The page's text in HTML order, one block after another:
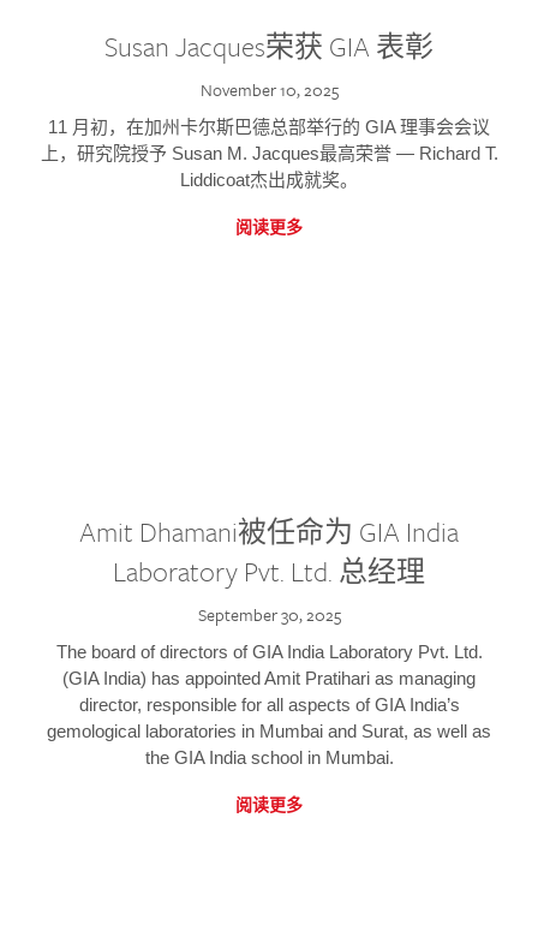
Susan Jacques荣获 GIA 表彰
November 10, 2025
11 月初，在加州卡尔斯巴德总部举行的 GIA 理事会会议
上，研究院授予 Susan M. Jacques最高荣誉 — Richard T.
Liddicoat杰出成就奖。
阅读更多
Amit Dhamani被任命为 GIA India
Laboratory Pvt. Ltd. 总经理
September 30, 2025
The board of directors of GIA India Laboratory Pvt. Ltd.
(GIA India) has appointed Amit Pratihari as managing
director, responsible for all aspects of GIA India’s
gemological laboratories in Mumbai and Surat, as well as
the GIA India school in Mumbai.
阅读更多